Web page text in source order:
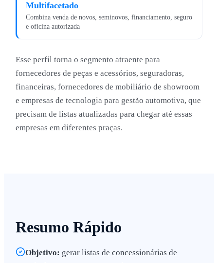
Multifacetado
Combina venda de novos, seminovos, financiamento, seguro
e oficina autorizada
Esse perfil torna o segmento atraente para
fornecedores de peças e acessórios, seguradoras,
financeiras, fornecedores de mobiliário de showroom
e empresas de tecnologia para gestão automotiva, que
precisam de listas atualizadas para chegar até essas
empresas em diferentes praças.
Resumo Rápido
Objetivo: gerar listas de concessionárias de